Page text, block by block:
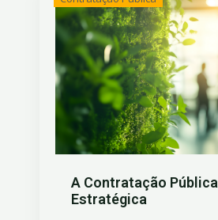
A Contratação Pública
Estratégica